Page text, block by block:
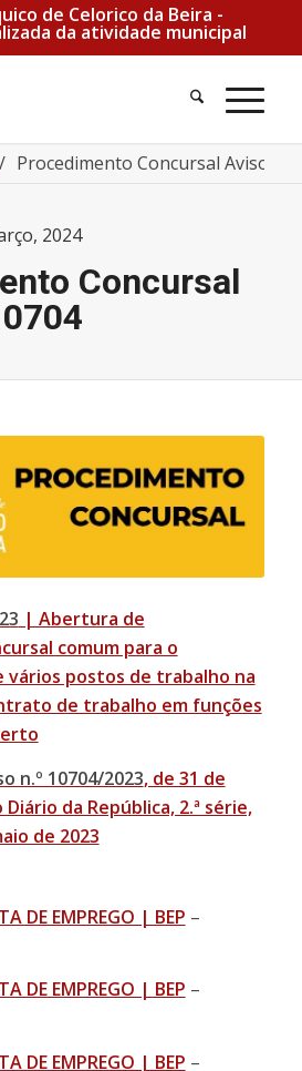
de Celorico da Beira -
da atividade municipal
Pesquisa
/ Procedimento Concursal Aviso
2024
Concursal
| Abertura de
comum para o
postos de trabalho na
de trabalho em funções
n.º 10704/2023, de 31 de
da República, 2.ª série,
de 2023
DE EMPREGO | BEP –
DE EMPREGO | BEP –
DE EMPREGO | BEP –